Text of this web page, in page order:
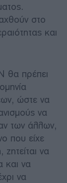
στο
και
θα πρέπει
ώστε να
να
των άλλων,
που είχε
να
και να
να